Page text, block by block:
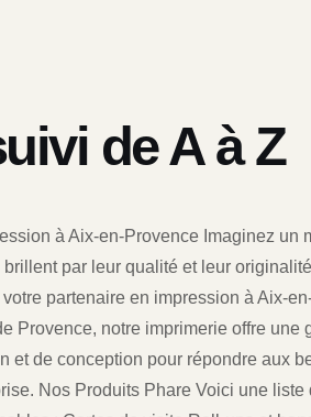
de A à Z
à Aix-en-Provence Imaginez un
par leur qualité et leur
partenaire en impression à Aix-
Provence, notre imprimerie offre une
et de conception pour répondre aux
Nos Produits Phare Voici une liste